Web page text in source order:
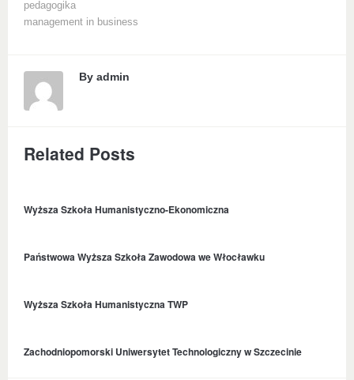
pedagogika
management in business
By admin
Related Posts
Wyższa Szkoła Humanistyczno-Ekonomiczna
Państwowa Wyższa Szkoła Zawodowa we Włocławku
Wyższa Szkoła Humanistyczna TWP
Zachodniopomorski Uniwersytet Technologiczny w Szczecinie